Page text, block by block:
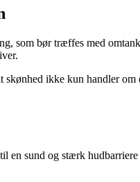
som bør træffes med
ikke kun handler
en sund og stærk hudbarriere